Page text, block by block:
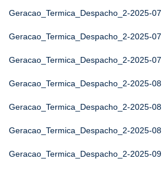
Geracao_Termica_Despacho_2-2025-07
Geracao_Termica_Despacho_2-2025-07
Geracao_Termica_Despacho_2-2025-07
Geracao_Termica_Despacho_2-2025-08
Geracao_Termica_Despacho_2-2025-08
Geracao_Termica_Despacho_2-2025-08
Geracao_Termica_Despacho_2-2025-09